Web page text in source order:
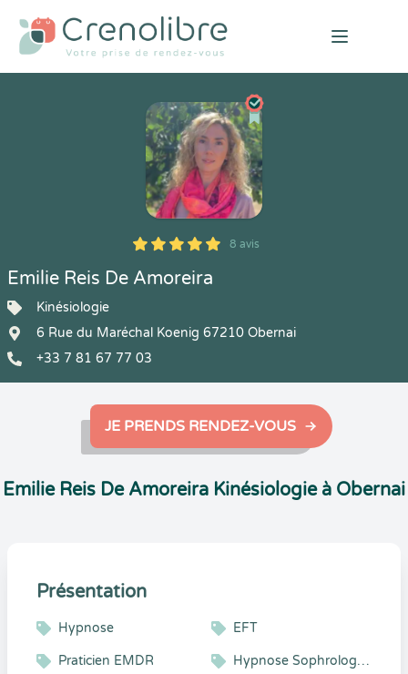
Open
5
1
5
8 8 avis
Emilie Reis De Amoreira
Kinésiologie
6 Rue du Maréchal Koenig 67210 Obernai
+33 7 81 67 77 03
JE PRENDS RENDEZ-VOUS
Emilie Reis De Amoreira Kinésiologie à Obernai
Présentation
Hypnose EFT
Praticien EMDR Hypnose Sophrologie EMDR